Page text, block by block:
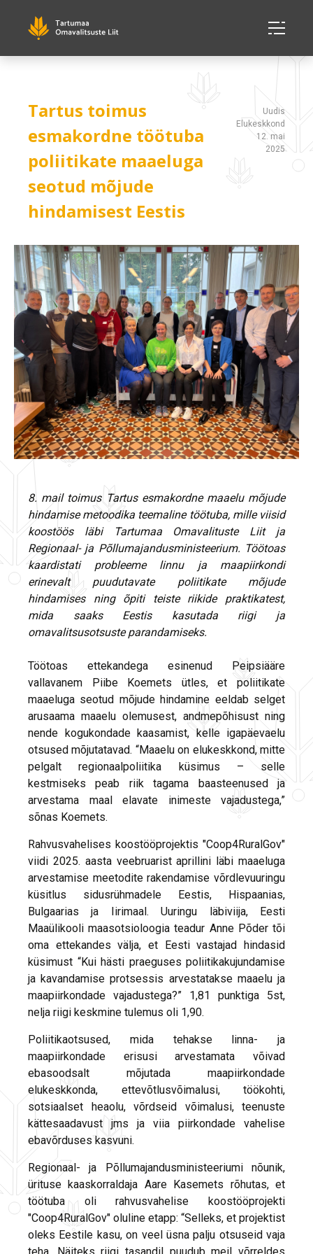
Tartus toimus
esmakordne töötuba
poliitikate maaeluga
seotud mõjude
hindamisest Eestis
Uudis
Elukeskkond
12. mai
2025
8. mail toimus Tartus esmakordne maaelu mõjude
hindamise metoodika teemaline töötuba, mille viisid
koostöös läbi Tartumaa Omavalituste Liit ja
Regionaal- ja Põllumajandusministeerium. Töötoas
kaardistati probleeme linnu ja maapiirkondi
erinevalt puudutavate poliitikate mõjude
hindamises ning õpiti teiste riikide praktikatest,
mida saaks Eestis kasutada riigi ja
omavalitsusotsuste parandamiseks.
Töötoas ettekandega esinenud Peipsiääre
vallavanem Piibe Koemets ütles, et poliitikate
maaeluga seotud mõjude hindamine eeldab selget
arusaama maaelu olemusest, andmepõhisust ning
nende kogukondade kaasamist, kelle igapäevaelu
otsused mõjutatavad. “Maaelu on elukeskkond, mitte
pelgalt regionaalpoliitika küsimus – selle
kestmiseks peab riik tagama baasteenused ja
arvestama maal elavate inimeste vajadustega,”
sõnas Koemets.
Rahvusvahelises koostööprojektis "Coop4RuralGov"
viidi 2025. aasta veebruarist aprillini läbi maaeluga
arvestamise meetodite rakendamise võrdlevuuringu
küsitlus sidusrühmadele Eestis, Hispaanias,
Bulgaarias ja Iirimaal. Uuringu läbiviija, Eesti
Maaülikooli maasotsioloogia teadur Anne Põder tõi
oma ettekandes välja, et Eesti vastajad hindasid
küsimust “Kui hästi praeguses poliitikakujundamise
ja kavandamise protsessis arvestatakse maaelu ja
maapiirkondade vajadustega?” 1,81 punktiga 5st,
nelja riigi keskmine tulemus oli 1,90.
Poliitikaotsused, mida tehakse linna- ja
maapiirkondade erisusi arvestamata võivad
ebasoodsalt mõjutada maapiirkondade
elukeskkonda, ettevõtlusvõimalusi, töökohti,
sotsiaalset heaolu, võrdseid võimalusi, teenuste
kättesaadavust jms ja viia piirkondade vahelise
ebavõrduses kasvuni.
Regionaal- ja Põllumajandusministeeriumi nõunik,
ürituse kaaskorraldaja Aare Kasemets rõhutas, et
töötuba oli rahvusvahelise koostööprojekti
"Coop4RuralGov" oluline etapp: “Selleks, et projektist
oleks Eestile kasu, on veel üsna palju otsuseid vaja